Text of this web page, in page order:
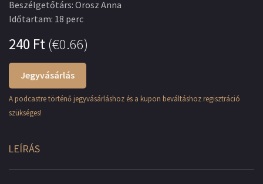
Beszélgetőtárs: Orosz Anna
Időtartam: 18 perc
240 Ft(€0.66)
Jegyvásárlás
A podcastre történő jegyvásárláshoz és a kupon beváltáshoz regisztráció
szükséges!
LEÍRÁS